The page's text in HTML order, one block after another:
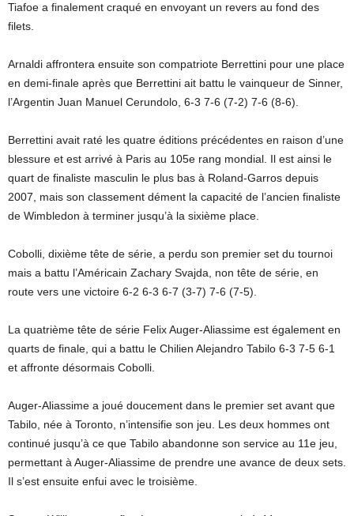
Tiafoe a finalement craqué en envoyant un revers au fond des
filets.
Arnaldi affrontera ensuite son compatriote Berrettini pour une place
en demi-finale après que Berrettini ait battu le vainqueur de Sinner,
l’Argentin Juan Manuel Cerundolo, 6-3 7-6 (7-2) 7-6 (8-6).
Berrettini avait raté les quatre éditions précédentes en raison d’une
blessure et est arrivé à Paris au 105e rang mondial. Il est ainsi le
quart de finaliste masculin le plus bas à Roland-Garros depuis
2007, mais son classement dément la capacité de l’ancien finaliste
de Wimbledon à terminer jusqu’à la sixième place.
Cobolli, dixième tête de série, a perdu son premier set du tournoi
mais a battu l’Américain Zachary Svajda, non tête de série, en
route vers une victoire 6-2 6-3 6-7 (3-7) 7-6 (7-5).
La quatrième tête de série Felix Auger-Aliassime est également en
quarts de finale, qui a battu le Chilien Alejandro Tabilo ‌6-3 7-5 6-1
et affronte désormais Cobolli.
Auger-Aliassime a joué doucement dans le premier set avant que
Tabilo, née à Toronto, n’intensifie son jeu. Les deux hommes ont
continué jusqu’à ce que Tabilo abandonne son service au 11e jeu,
permettant à Auger-Aliassime de prendre une avance de deux sets.
Il s’est ensuite enfui avec le troisième.